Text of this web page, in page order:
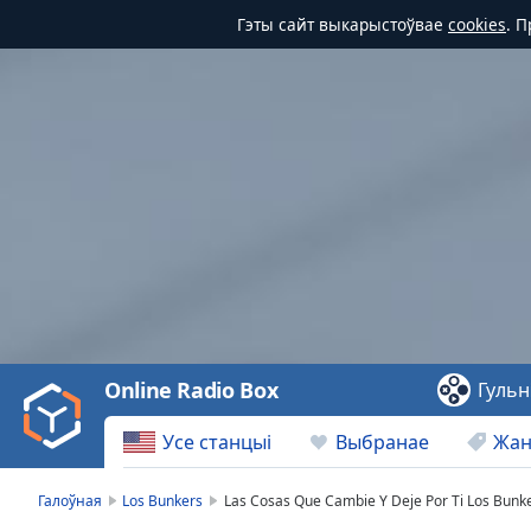
Гэты сайт выкарыстоўвае cookies.
Video
Play
Backward
Skip
Усе станцыі Выбранае
Online Radio Box
Галоўная Los Bunkers Las Cosas Que Cambie Y Deje Por Ti Los